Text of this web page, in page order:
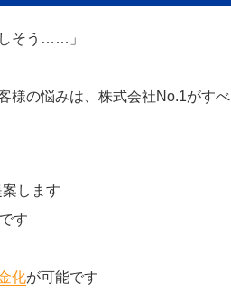
そう……」
様の悩みは、株式会社No.1がすべ
します
す
化が可能です